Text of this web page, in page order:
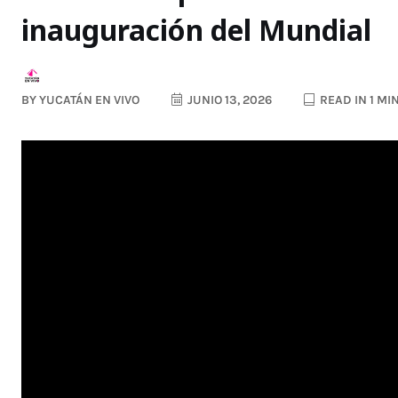
inauguración del Mundial
BYYUCATÁN EN VIVO JUNIO 13, 2026 READ IN 1